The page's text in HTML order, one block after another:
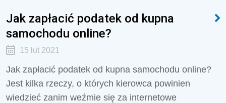
Jak zapłacić podatek od kupna
samochodu online?
15 lut 2021
Jak zapłacić podatek od kupna samochodu online?
Jest kilka rzeczy, o których kierowca powinien
wiedzieć zanim weźmie się za internetowe